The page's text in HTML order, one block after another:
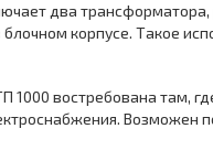
два
корпусе. Такое
1000 востребована там,
Возможен